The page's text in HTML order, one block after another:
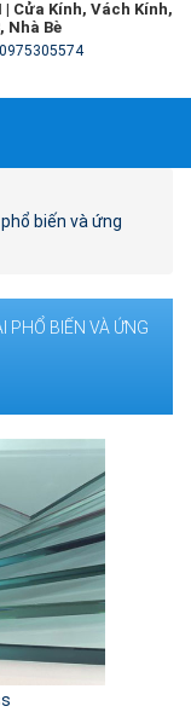
Cửa Kính, Vách Kính,
Nhà Bè
0975305574
biến và ứng
PHỔ BIẾN VÀ ỨNG